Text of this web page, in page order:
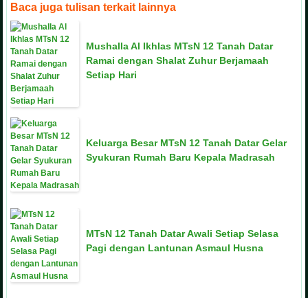
Baca juga tulisan terkait lainnya
Mushalla Al Ikhlas MTsN 12 Tanah Datar
Ramai dengan Shalat Zuhur Berjamaah
Setiap Hari
Keluarga Besar MTsN 12 Tanah Datar Gelar
Syukuran Rumah Baru Kepala Madrasah
MTsN 12 Tanah Datar Awali Setiap Selasa
Pagi dengan Lantunan Asmaul Husna